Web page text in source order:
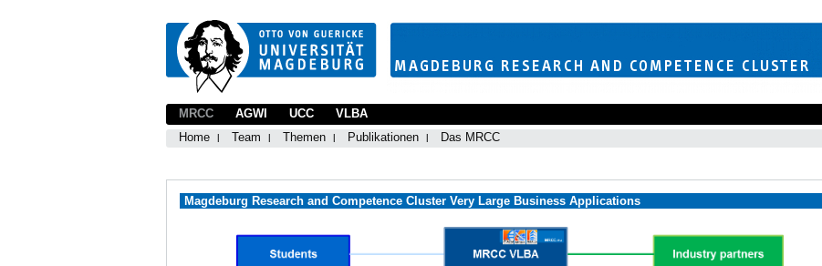
MRCC
Home
Team Themen Publikationen Das MRCC
AGWI UCC VLBA
Magdeburg Research and Competence Cluster Very Large Business Applications